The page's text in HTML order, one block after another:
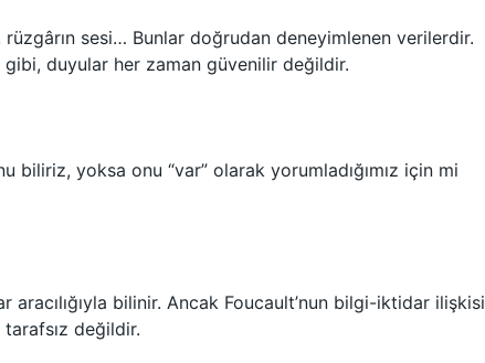
sesi… Bunlar doğrudan deneyimlenen verilerdir.
duyular her zaman güvenilir değildir.
yoksa onu “var” olarak yorumladığımız için mi
aracılığıyla bilinir. Ancak Foucault’nun bilgi-iktidar ilişkisi
değildir.